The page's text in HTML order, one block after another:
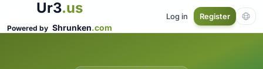
Ur3.us
Powered by Shrunken.com
Log in Register